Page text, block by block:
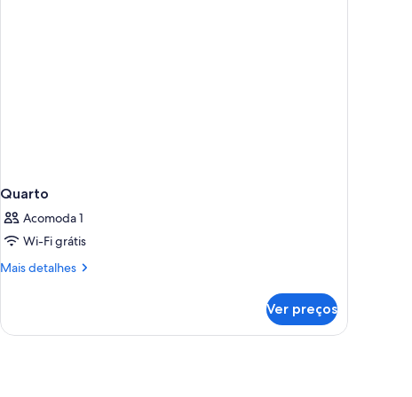
Quarto
Acomoda 1
Wi-Fi grátis
Mais detalhes
Mais
Ver preços